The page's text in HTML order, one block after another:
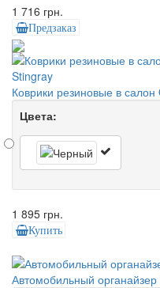
1 716 грн.
Предзаказ
Коврики резиновые в
Цвета:
1 895 грн.
Купить
Автомобильный органайзер